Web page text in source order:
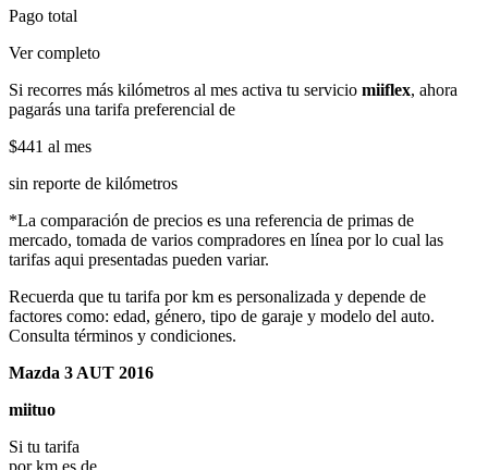
Pago total
Ver completo
Si recorres más kilómetros al mes activa tu servicio miiflex, ahora
pagarás una tarifa preferencial de
$441 al mes
sin reporte de kilómetros
*La comparación de precios es una referencia de primas de
mercado, tomada de varios compradores en línea por lo cual las
tarifas aqui presentadas pueden variar.
Recuerda que tu tarifa por km es personalizada y depende de
factores como: edad, género, tipo de garaje y modelo del auto.
Consulta términos y condiciones.
Mazda 3 AUT 2016
miituo
Si tu tarifa
por km es de